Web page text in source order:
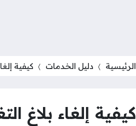
الرئيسية دليل الخدمات كيفية إلغاء
كيفية إلغاء بلاغ التغيب